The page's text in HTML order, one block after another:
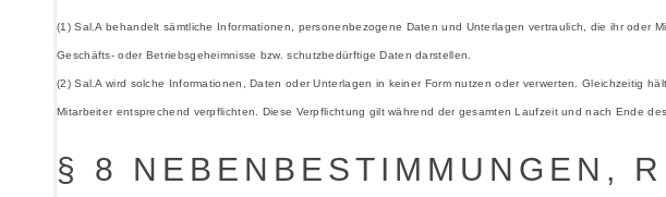
(1) Sal.A behandelt sämtliche Informationen, personenbezogene Daten und Unterlagen vertraulich, die ihr oder
Geschäfts- oder Betriebsgeheimnisse bzw. schutzbedürftige Daten darstellen.
(2) Sal.A wird solche Informationen, Daten oder Unterlagen in keiner Form nutzen oder verwerten. Gleichzeitig
Mitarbeiter entsprechend verpflichten. Diese Verpflichtung gilt während der gesamten Laufzeit und nach Ende
§ 8 NEBENBESTIMMUNGEN,